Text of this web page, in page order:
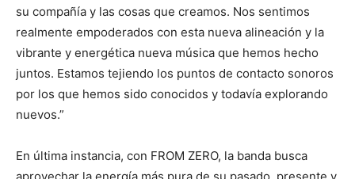
su compañía y las cosas que creamos. Nos sentimos
realmente empoderados con esta nueva alineación y la
vibrante y energética nueva música que hemos hecho
juntos. Estamos tejiendo los puntos de contacto sonoros
por los que hemos sido conocidos y todavía explorando
nuevos.”
En última instancia, con FROM ZERO, la banda busca